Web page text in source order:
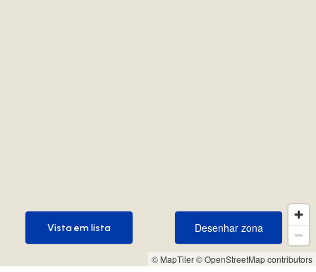
© MapTiler© OpenStreetMap contributors
Desenhar zona
Desenhar zona
Vista em lista
Vista em lista